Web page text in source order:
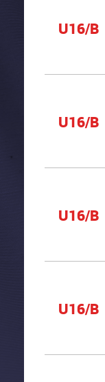
U16/B
U16/B
U16/B
U16/B